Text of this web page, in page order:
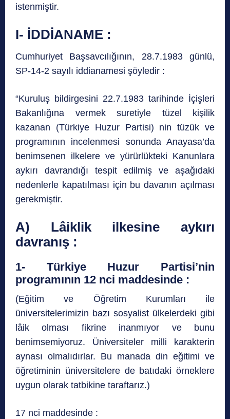
istenmiştir.
I- İDDİANAME :
Cumhuriyet Başsavcılığının, 28.7.1983 günlü,
SP-14-2 sayılı iddianamesi şöyledir :
“Kuruluş bildirgesini 22.7.1983 tarihinde İçişleri
Bakanlığına vermek suretiyle tüzel kişilik
kazanan (Türkiye Huzur Partisi) nin tüzük ve
programının incelenmesi sonunda Anayasa’da
benimsenen ilkelere ve yürürlükteki Kanunlara
aykırı davrandığı tespit edilmiş ve aşağıdaki
nedenlerle kapatılması için bu davanın açılması
gerekmiştir.
A) Lâiklik ilkesine aykırı
davranış :
1- Türkiye Huzur Partisi’nin
programının 12 nci maddesinde :
(Eğitim ve Öğretim Kurumları ile
üniversitelerimizin bazı sosyalist ülkelerdeki gibi
lâik olması fikrine inanmıyor ve bunu
benimsemiyoruz. Üniversiteler milli karakterin
aynası olmalıdırlar. Bu manada din eğitimi ve
öğretiminin üniversitelere de batıdaki örneklere
uygun olarak tatbikine taraftarız.)
17 nci maddesinde :